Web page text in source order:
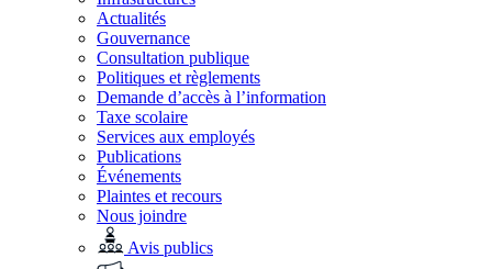
Actualités
Gouvernance
Consultation publique
Politiques et règlements
Demande d’accès à l’information
Taxe scolaire
Services aux employés
Publications
Événements
Plaintes et recours
Nous joindre
Avis publics